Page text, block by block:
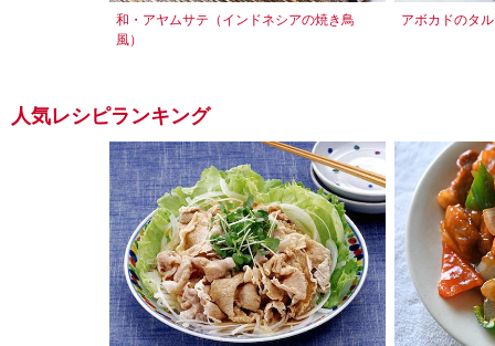
和・アヤムサテ（インドネシアの焼き鳥
風）
アボカドのタ
人気レシピランキング